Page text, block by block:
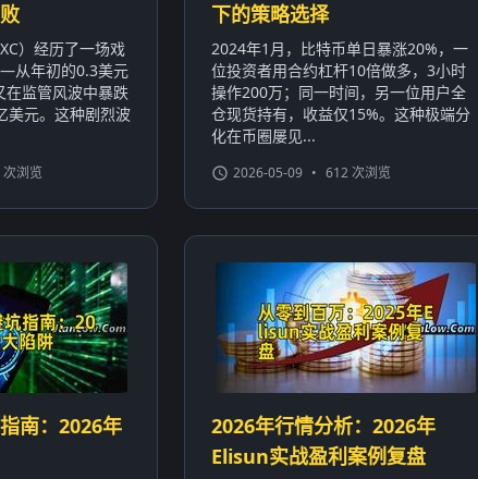
）经历了一场戏
从年初的0.3美元
在监管风波中暴跌
美元。这种剧烈波
浏览
下的策略选择
2024年1月，比特币单日暴涨20%，一
位投资者用合约杠杆10倍做多，3小时
操作200万；同一时间，另一位用户全
仓现货持有，收益仅15%。这种极端分
化在币圈屡见...
2026-05-09 • 612 次浏览
南：2026年
2026年行情分析：2026年
Elisun实战盈利案例复盘